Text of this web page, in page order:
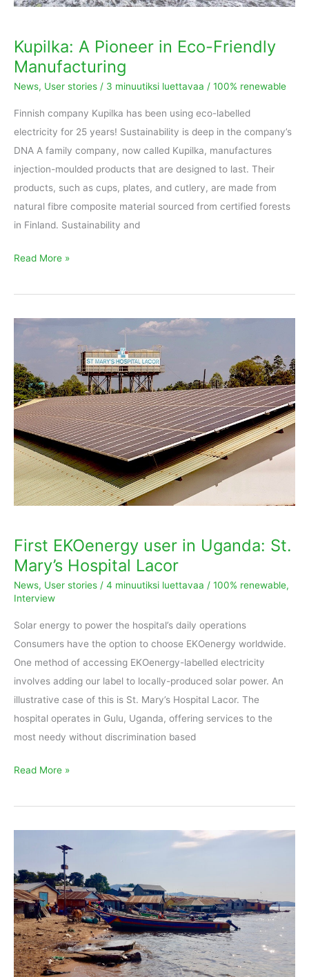
Kupilka: A Pioneer in Eco-Friendly
Manufacturing
News, User stories / 3 minuutiksi luettavaa / 100% renewable
Finnish company Kupilka has been using eco-labelled
electricity for 25 years! Sustainability is deep in the company’s
DNA A family company, now called Kupilka, manufactures
injection-moulded products that are designed to last. Their
products, such as cups, plates, and cutlery, are made from
natural fibre composite material sourced from certified forests
in Finland. Sustainability and
Read More »
First EKOenergy user in Uganda: St.
Mary’s Hospital Lacor
News, User stories / 4 minuutiksi luettavaa / 100% renewable,
Interview
Solar energy to power the hospital’s daily operations
Consumers have the option to choose EKOenergy worldwide.
One method of accessing EKOenergy-labelled electricity
involves adding our label to locally-produced solar power. An
illustrative case of this is St. Mary’s Hospital Lacor. The
hospital operates in Gulu, Uganda, offering services to the
most needy without discrimination based
EKOenergy
user
in
Uganda:
St.
Mary’s
Hospital
Lacor
Read More »
of
EKOenergy-
labelled
energy
attribute
certificates